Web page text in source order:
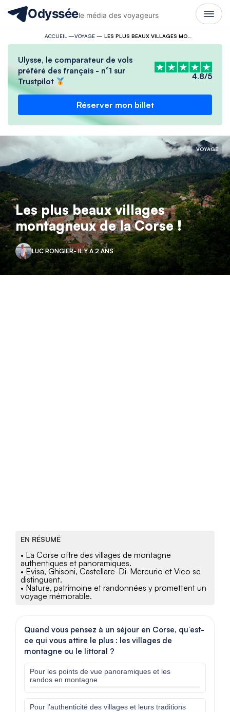
Odysséele média des voyageurs
ACCUEIL —VOYAGE—
Ulysse, le comparateur de vols
préféré des français - n°1 sur
Trustpilot
4.8/5
Réserver mon billet
VOYAGE
Les plus beaux villages
montagneux de la Corse !
LUC RONGIER- IL Y A 2 ANS
EN RÉSUMÉ
• La Corse offre des villages de montagne
authentiques et panoramiques.
• Evisa, Ghisoni, Castellare-Di-Mercurio et Vico se
distinguent.
• Nature, patrimoine et randonnées y promettent un
voyage mémorable.
Quand vous pensez à un séjour en Corse, qu’est-
ce qui vous attire le plus : les villages de
montagne ou le littoral ?
Pour les points de vue panoramiques et les
randos en montagne
Pour l’authenticité des villages et leurs traditions